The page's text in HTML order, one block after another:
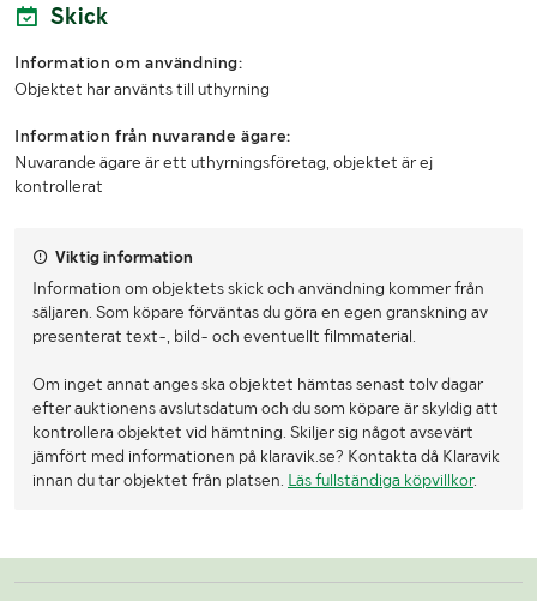
Skick
Information om användning:
Objektet har använts till uthyrning
Information från nuvarande ägare:
Nuvarande ägare är ett uthyrningsföretag, objektet är ej
kontrollerat
Viktig information
Information om objektets skick och användning kommer från
säljaren. Som köpare förväntas du göra en egen granskning av
presenterat text-, bild- och eventuellt filmmaterial.
Om inget annat anges ska objektet hämtas senast tolv dagar
efter auktionens avslutsdatum och du som köpare är skyldig att
kontrollera objektet vid hämtning. Skiljer sig något avsevärt
jämfört med informationen på klaravik.se? Kontakta då Klaravik
innan du tar objektet från platsen. Läs fullständiga köpvillkor.